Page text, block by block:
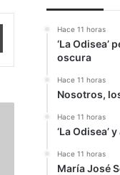
Imprimir Hace 11 horas
‘La Odisea’
oscura
Hace 11 horas
Nosotros,
Hace 11 horas
‘La Odisea’
Hace 11 horas
María José